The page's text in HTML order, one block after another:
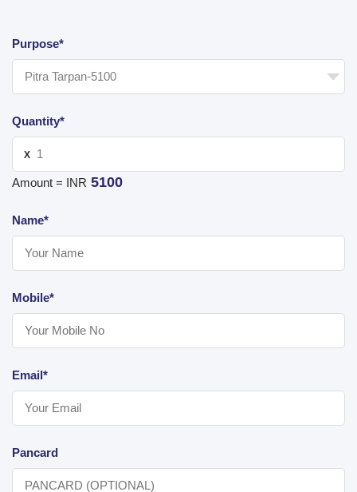
Purpose*
Quantity*
X
Amount = INR 5100
Name*
Mobile*
Email*
Pancard